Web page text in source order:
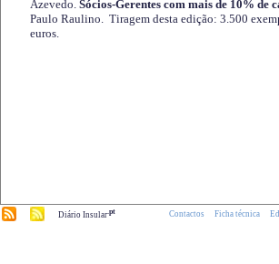
Azevedo. Sócios-Gerentes com mais de 10% de
Paulo Raulino. Tiragem desta edição: 3.500
euros.
Diário Insular.pt Contactos Ficha técnica